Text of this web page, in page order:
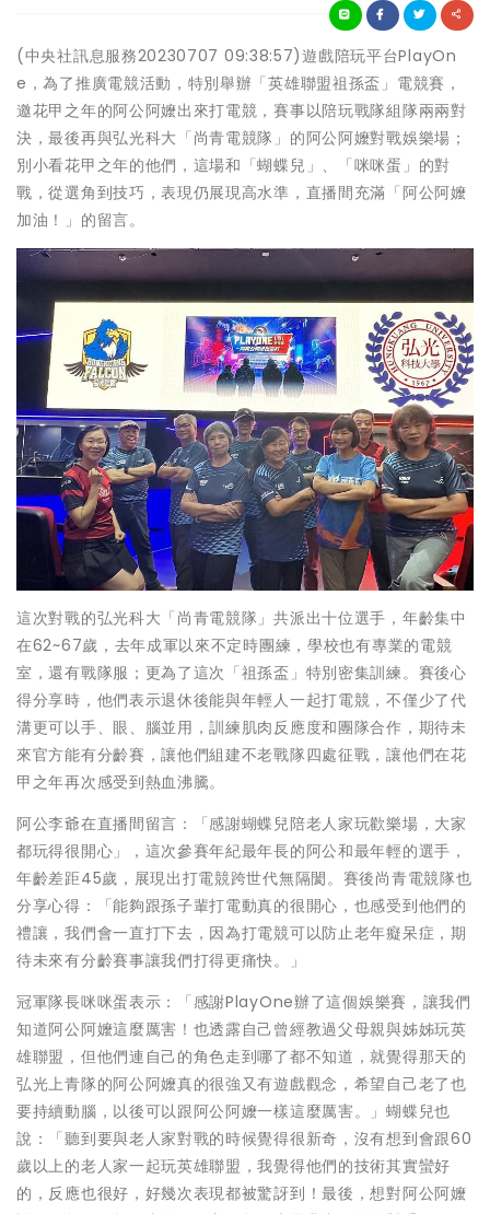
(中央社訊息服務20230707 09:38:57)遊戲陪玩平台PlayOn
e，為了推廣電競活動，特別舉辦「英雄聯盟祖孫盃」電競賽，
邀花甲之年的阿公阿嬤出來打電競，賽事以陪玩戰隊組隊兩兩對
決，最後再與弘光科大「尚青電競隊」的阿公阿嬤對戰娛樂場；
別小看花甲之年的他們，這場和「蝴蝶兒」、「咪咪蛋」的對
戰，從選角到技巧，表現仍展現高水準，直播間充滿「阿公阿嬤
加油！」的留言。
這次對戰的弘光科大「尚青電競隊」共派出十位選手，年齡集中
在62~67歲，去年成軍以來不定時團練，學校也有專業的電競
室，還有戰隊服；更為了這次「祖孫盃」特別密集訓練。賽後心
得分享時，他們表示退休後能與年輕人一起打電競，不僅少了代
溝更可以手、眼、腦並用，訓練肌肉反應度和團隊合作，期待未
來官方能有分齡賽，讓他們組建不老戰隊四處征戰，讓他們在花
甲之年再次感受到熱血沸騰。
阿公李爺在直播間留言：「感謝蝴蝶兒陪老人家玩歡樂場，大家
都玩得很開心」，這次參賽年紀最年長的阿公和最年輕的選手，
年齡差距45歲，展現出打電競跨世代無隔閡。賽後尚青電競隊也
分享心得：「能夠跟孫子輩打電動真的很開心，也感受到他們的
禮讓，我們會一直打下去，因為打電競可以防止老年癡呆症，期
待未來有分齡賽事讓我們打得更痛快。」
冠軍隊長咪咪蛋表示：「感謝PlayOne辦了這個娛樂賽，讓我們
知道阿公阿嬤這麼厲害！也透露自己曾經教過父母親與姊姊玩英
雄聯盟，但他們連自己的角色走到哪了都不知道，就覺得那天的
弘光上青隊的阿公阿嬤真的很強又有遊戲觀念，希望自己老了也
要持續動腦，以後可以跟阿公阿嬤一樣這麼厲害。」蝴蝶兒也
說：「聽到要與老人家對戰的時候覺得很新奇，沒有想到會跟60
歲以上的老人家一起玩英雄聯盟，我覺得他們的技術其實蠻好
的，反應也很好，好幾次表現都被驚訝到！最後，想對阿公阿嬤